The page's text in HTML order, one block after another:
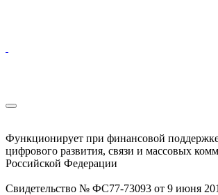
Функционирует при финансовой
цифрового развития, связи и массовых
Российской Федерации
Свидетельство № ФС77-73093 от 9 июня